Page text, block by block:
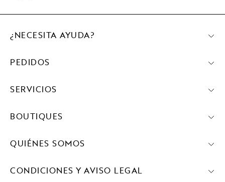
¿NECESITA AYUDA?
PEDIDOS
SERVICIOS
BOUTIQUES
QUIÉNES SOMOS
CONDICIONES Y AVISO LEGAL